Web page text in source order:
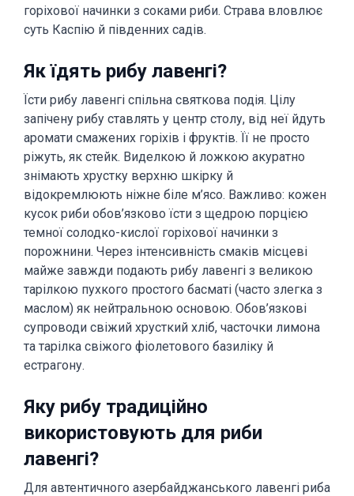
горіхової начинки з соками риби. Страва вловлює
суть Каспію й південних садів.
Як їдять рибу лавенгі?
Їсти рибу лавенгі спільна святкова подія. Цілу
запічену рибу ставлять у центр столу, від неї йдуть
аромати смажених горіхів і фруктів. Її не просто
ріжуть, як стейк. Виделкою й ложкою акуратно
знімають хрустку верхню шкірку й
відокремлюють ніжне біле м’ясо. Важливо: кожен
кусок риби обов’язково їсти з щедрою порцією
темної солодко-кислої горіхової начинки з
порожнини. Через інтенсивність смаків місцеві
майже завжди подають рибу лавенгі з великою
тарілкою пухкого простого басматі (часто злегка з
маслом) як нейтральною основою. Обов’язкові
супроводи свіжий хрусткий хліб, часточки лимона
та тарілка свіжого фіолетового базиліку й
естрагону.
Яку рибу традиційно
використовують для риби
лавенгі?
Для автентичного азербайджанського лавенгі риба